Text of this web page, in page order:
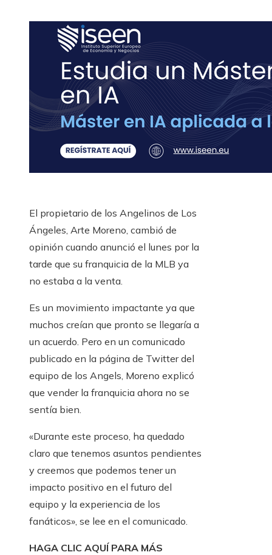
El propietario de los Angelinos de Los
Ángeles, Arte Moreno, cambió de
opinión cuando anunció el lunes por la
tarde que su franquicia de la MLB ya
no estaba a la venta.
Es un movimiento impactante ya que
muchos creían que pronto se llegaría a
un acuerdo. Pero en un comunicado
publicado en la página de Twitter del
equipo de los Angels, Moreno explicó
que vender la franquicia ahora no se
sentía bien.
«Durante este proceso, ha quedado
claro que tenemos asuntos pendientes
y creemos que podemos tener un
impacto positivo en el futuro del
equipo y la experiencia de los
fanáticos», se lee en el comunicado.
HAGA CLIC AQUÍ PARA MÁS